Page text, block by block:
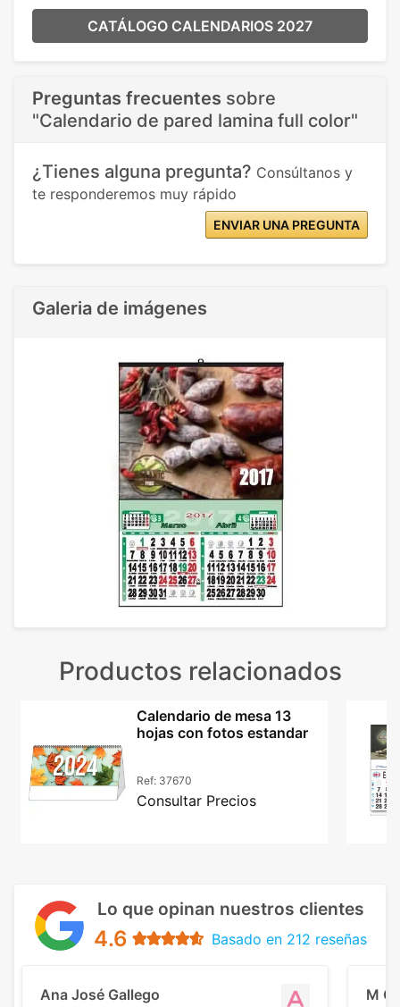
CATÁLOGO CALENDARIOS 2027
Preguntas frecuentes sobre
"Calendario de pared lamina full color"
¿Tienes alguna pregunta? Consúltanos y
te responderemos muy rápido
ENVIAR UNA PREGUNTA
Galeria de imágenes
Productos relacionados
Calendario de mesa 13
hojas con fotos estandar
Ref: 37670
Consultar Precios
Lo que opinan nuestros clientes
4.6 Basado en 212 reseñas
Ana José Gallego M C